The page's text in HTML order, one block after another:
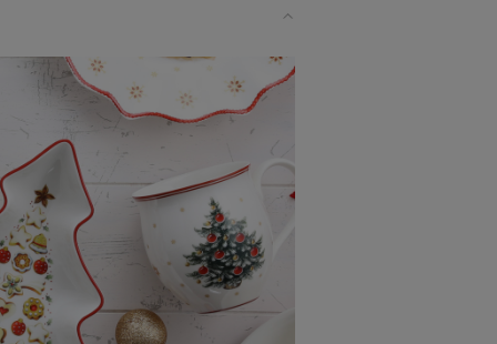
ます。
へ
ゼントとしてだけでなく
ロッパを代表するドイツに本社を
ビレロイ＆ボッホ 」から、大切